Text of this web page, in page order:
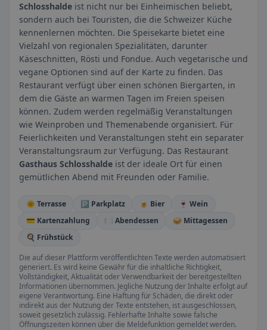
Schlosshalde ist nicht nur bei Einheimischen beliebt,
sondern auch bei Touristen, die die Schweizer Küche
kennenlernen möchten. Die Speisekarte bietet eine
Vielzahl von regionalen Spezialitäten, darunter
Käseschnitten, Rösti und Fondue. Auch vegetarische und
vegane Optionen sind auf der Karte zu finden. Das
Restaurant verfügt über einen schönen Biergarten, in
dem die Gäste an warmen Tagen im Freien speisen
können. Zudem werden regelmäßig Veranstaltungen
wie Weinproben und Themenabende organisiert. Für
Feierlichkeiten und Veranstaltungen steht ein separater
Veranstaltungsraum zur Verfügung. Das Restaurant
Gasthaus Schlosshalde ist der ideale Ort für einen
gemütlichen Abend mit Freunden oder Familie.
🌞 Terrasse 🅿️ Parkplatz 🍺 Bier
🍷 Wein
💳 Kartenzahlung
🍽️ Abendessen
🥪 Mittagessen
🍳 Frühstück
Die auf dieser Plattform veröffentlichten Texte werden automatisiert
generiert. Es wird keine Gewähr für die inhaltliche Richtigkeit,
Vollständigkeit, Aktualität oder Verwendbarkeit der bereitgestellten
Informationen übernommen. Jegliche Nutzung der Inhalte erfolgt auf
eigene Verantwortung. Eine Haftung für Schäden, die direkt oder
indirekt aus der Nutzung der Texte entstehen, ist ausgeschlossen,
soweit gesetzlich zulässig. Fehlerhafte Inhalte sowie falsche
Öffnungszeiten können über die Meldefunktion gemeldet werden.